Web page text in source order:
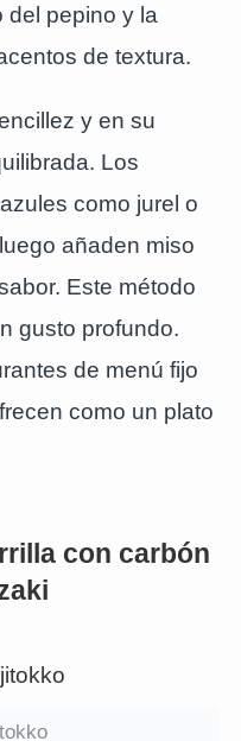
del pepino y la
de textura.
y en su
Los
como jurel o
añaden miso
Este método
gusto profundo.
de menú fijo
como un plato
con carbón